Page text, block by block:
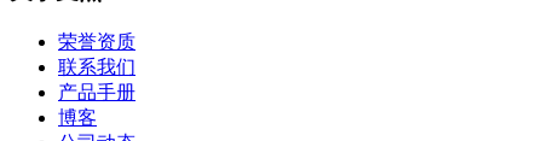
荣誉资质
联系我们
产品手册
博客